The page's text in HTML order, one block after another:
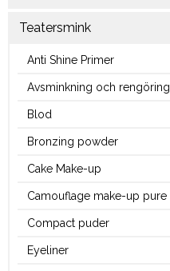
Teatersmink
Anti Shine Primer
Avsminkning och rengöring
Blod
Bronzing powder
Cake Make-up
Camouflage make-up pure
Compact puder
Eyeliner